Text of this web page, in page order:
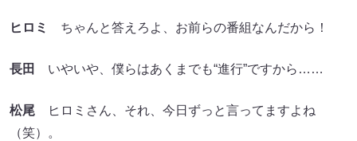
ヒロミ ちゃんと答えろよ、お前らの番組なんだから！
長田 いやいや、僕らはあくまでも“進行”ですから……
松尾 ヒロミさん、それ、今日ずっと言ってますよね
（笑）。